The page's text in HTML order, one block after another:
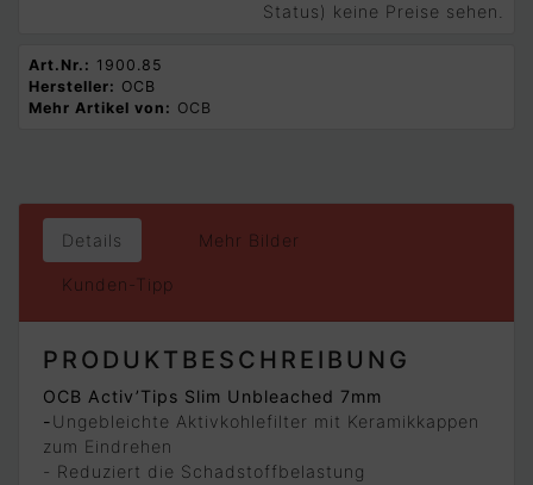
Status) keine Preise sehen.
Art.Nr.: 1900.85
Hersteller: OCB
Mehr Artikel von: OCB
Details Mehr Bilder
Kunden-Tipp
PRODUKTBESCHREIBUNG
OCB Activ’Tips Slim Unbleached 7mm
-Ungebleichte Aktivkohlefilter mit Keramikkappen
zum Eindrehen
- Reduziert die Schadstoffbelastung